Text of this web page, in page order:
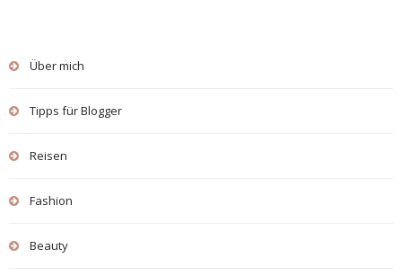
Über mich
Tipps für Blogger
Reisen
Fashion
Beauty